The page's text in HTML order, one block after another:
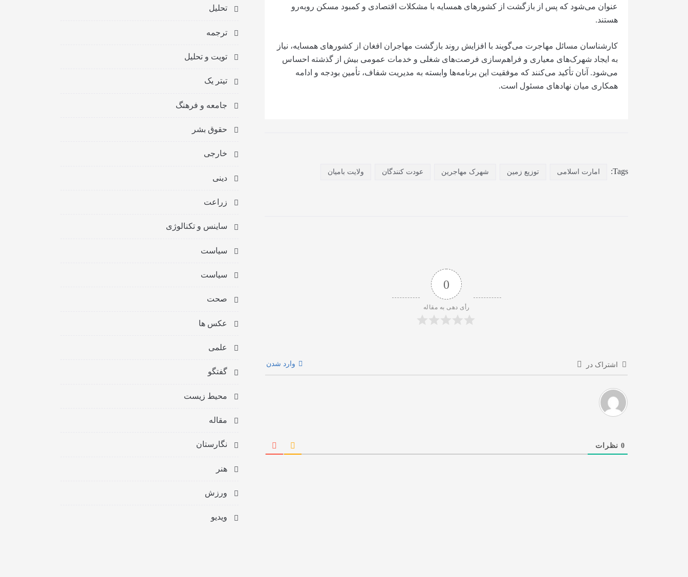
عنوان می‌شود که پس از بازگشت از کشورهای همسایه با مشکلات اقتصادی و کمبود مسکن روبه‌رو
هستند.
کارشناسان مسائل مهاجرت می‌گویند با افزایش روند بازگشت مهاجران افغان از کشورهای همسایه، نیاز
به ایجاد شهرک‌های معیاری و فراهم‌سازی فرصت‌های شغلی و خدمات عمومی بیش از گذشته احساس
می‌شود. آنان تأکید می‌کنند که موفقیت این برنامه‌ها وابسته به مدیریت شفاف، تأمین بودجه و ادامه
همکاری میان نهادهای مسئول است.
Tags: امارت اسلامی توزیع زمین شهرک مهاجرین عودت کنندگان ولایت بامیان
0
رأی دهی به مقاله
اشتراک در وارد شدن
0 نظرات
تحلیل
ترجمه
تویت و تحلیل
تیتر یک
جامعه و فرهنگ
حقوق بشر
خارجی
دینی
زراعت
ساینس و تکنالوژی
سیاست
سیاست
صحت
عکس ها
علمی
گفتگو
محیط زیست
مقاله
نگارستان
هنر
ورزش
ویدیو